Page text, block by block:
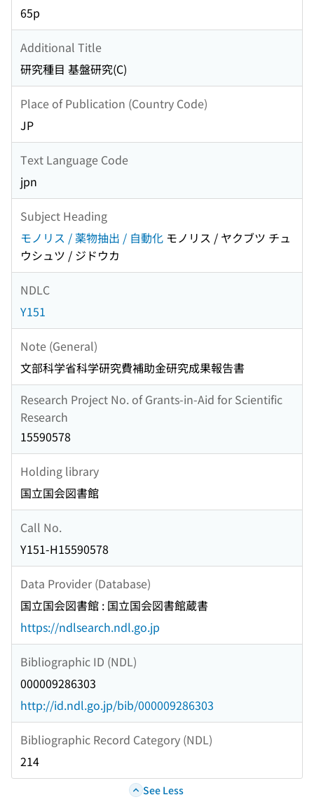
65p
Additional Title
研究種目 基盤研究(C)
Place of Publication (Country Code)
JP
Text Language Code
jpn
Subject Heading
モノリス / 薬物抽出 / 自動化 モノリス / ヤクブツ チュ
ウシュツ / ジドウカ
NDLC
Y151
Note (General)
文部科学省科学研究費補助金研究成果報告書
Research Project No. of Grants-in-Aid for Scientific
Research
15590578
Holding library
国立国会図書館
Call No.
Y151-H15590578
Data Provider (Database)
国立国会図書館 : 国立国会図書館蔵書
https://ndlsearch.ndl.go.jp
Bibliographic ID (NDL)
000009286303
http://id.ndl.go.jp/bib/000009286303
Bibliographic Record Category (NDL)
214
See Less